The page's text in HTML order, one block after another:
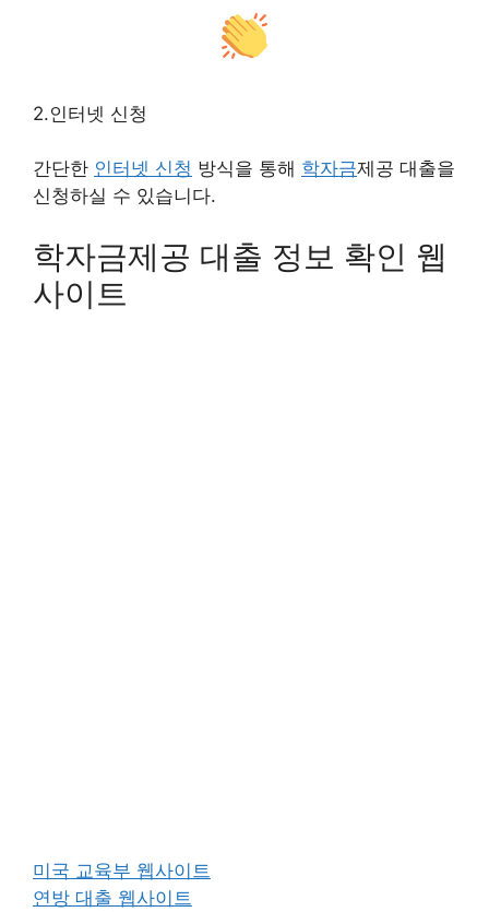
2.인터넷 신청
간단한 인터넷 신청 방식을 통해 학자금제공 대출을
신청하실 수 있습니다.
학자금제공 대출 정보 확인 웹
사이트
미국 교육부 웹사이트
연방 대출 웹사이트